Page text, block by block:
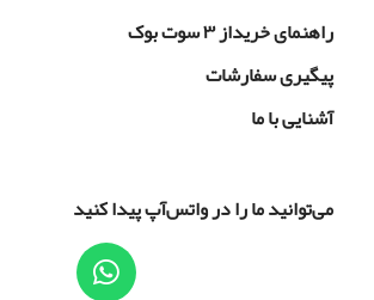
راهنمای خریداز ۳ سوت بوک
پیگیری سفارشات
آشنایی با ما
می‌توانید ما را در واتس‌آپ پیدا کنید